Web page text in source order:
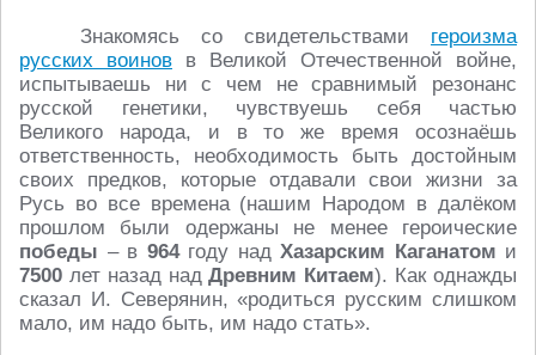
Знакомясь со свидетельствами героизма
русских воинов в Великой Отечественной войне,
испытываешь ни с чем не сравнимый резонанс
русской генетики, чувствуешь себя частью
Великого народа, и в то же время осознаёшь
ответственность, необходимость быть достойным
своих предков, которые отдавали свои жизни за
Русь во все времена (нашим Народом в далёком
прошлом были одержаны не менее героические
победы – в 964году над Хазарским Каганатом и
7500 лет назад надДревним Китаем). Как однажды
сказал И. Северянин, «родиться русским слишком
мало, им надо быть, им надо стать».